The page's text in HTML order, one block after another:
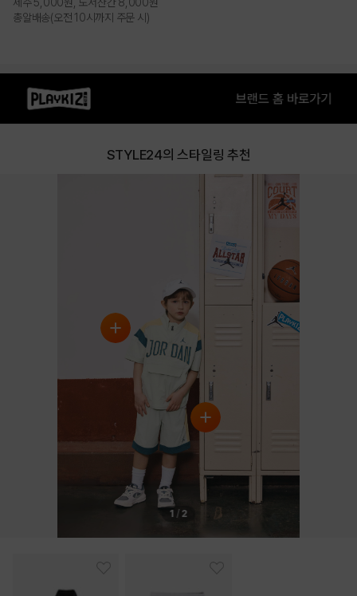
PRODUCT VIEW
총알배송(오전 10시까지 주문 시)
STYLE24의 스타일링 추천
1 / 2